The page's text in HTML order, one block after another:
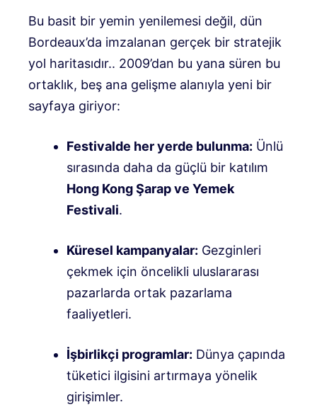
Bu basit bir yemin yenilemesi değil, dün
Bordeaux’da imzalanan gerçek bir stratejik
yol haritasıdır.. 2009’dan bu yana süren bu
ortaklık, beş ana gelişme alanıyla yeni bir
sayfaya giriyor:
Festivalde her yerde bulunma: Ünlü
sırasında daha da güçlü bir katılım
Hong Kong Şarap ve Yemek
Festivali.
Küresel kampanyalar: Gezginleri
çekmek için öncelikli uluslararası
pazarlarda ortak pazarlama
faaliyetleri.
İşbirlikçi programlar: Dünya çapında
tüketici ilgisini artırmaya yönelik
girişimler.